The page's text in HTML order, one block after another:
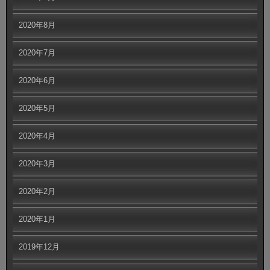
2020年8月
2020年7月
2020年6月
2020年5月
2020年4月
2020年3月
2020年2月
2020年1月
2019年12月